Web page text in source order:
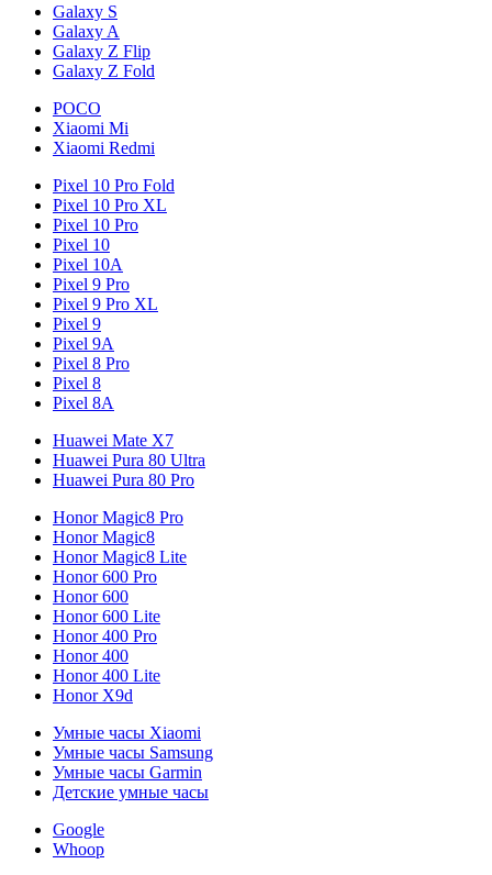
Galaxy S
Galaxy A
Galaxy Z Flip
Galaxy Z Fold
POCO
Xiaomi Mi
Xiaomi Redmi
Pixel 10 Pro Fold
Pixel 10 Pro XL
Pixel 10 Pro
Pixel 10
Pixel 10A
Pixel 9 Pro
Pixel 9 Pro XL
Pixel 9
Pixel 9A
Pixel 8 Pro
Pixel 8
Pixel 8A
Huawei Mate X7
Huawei Pura 80 Ultra
Huawei Pura 80 Pro
Honor Magic8 Pro
Honor Magic8
Honor Magic8 Lite
Honor 600 Pro
Honor 600
Honor 600 Lite
Honor 400 Pro
Honor 400
Honor 400 Lite
Honor X9d
Умные часы Xiaomi
Умные часы Samsung
Умные часы Garmin
Детские умные часы
Google
Whoop